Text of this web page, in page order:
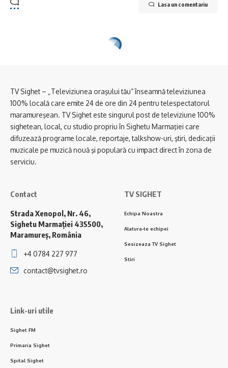
Lasa un comentariu
TV Sighet – „Televiziunea oraşului tău” înseamnă televiziunea
100% locală care emite 24 de ore din 24 pentru telespectatorul
maramureşean. TV Sighet este singurul post de televiziune 100%
sighetean, local, cu studio propriu în Sighetu Marmaţiei care
difuzează programe locale, reportaje, talkshow-uri, ştiri, dedicaţii
muzicale pe muzică nouă şi populară cu impact direct în zona de
serviciu.
Contact
Strada Xenopol, Nr. 46,
Sighetu Marmației 435500,
Maramureș, România
+4 0784 227 977
contact@tvsighet.ro
TV SIGHET
Echipa Noastra
Alatura-te echipei
Sesizeaza TV Sighet
Stiri
Link-uri utile
Sighet FM
Primaria Sighet
Spital Sighet